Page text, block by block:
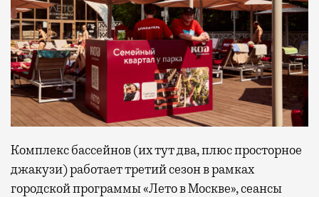
Комплекс бассейнов (их тут два, плюс просторное
джакузи) работает третий сезон в рамках
городской программы «Лето в Москве», сеансы